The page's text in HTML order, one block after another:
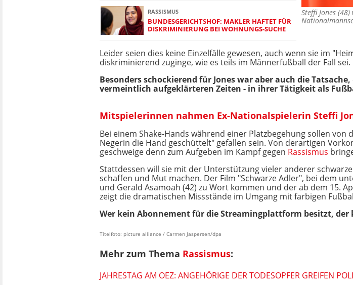
Steffi Jones
RASSISMUS
BUNDESGERICHTSHOF: MAKLER HAFTET FÜR
DISKRIMINIERUNG BEI WOHNUNGS-SUCHE
Leider seien dies keine Einzelfälle gewesen, auch wenn sie im
diskriminierend zuginge, wie es teils im Männerfußball der Fall sei.
Besonders schockierend für Jones war aber auch die
vermeintlich aufgeklärteren Zeiten - in ihrer Tätigkeit als
Mitspielerinnen nahmen Ex-Nationalspielerin Steffi
Bei einem Shake-Hands während einer Platzbegehung sollen
Negerin die Hand geschüttelt" gefallen sein. Von derartigen
geschweige denn zum Aufgeben im Kampf gegen Rassismus
Stattdessen will sie mit der Unterstützung vieler anderer
schaffen und Mut machen. Der Film "Schwarze Adler", bei dem
und Gerald Asamoah (42) zu Wort kommen und der ab dem 15.
zeigt die dramatischen Missstände im Umgang mit farbigen
Wer kein Abonnement für die Streamingplattform besitzt, der
Titelfoto: picture alliance / Carmen Jaspersen/dpa
Mehr zum Thema Rassismus:
JAHRESTAG AM OEZ: ANGEHÖRIGE DER TODESOPFER GREIFEN